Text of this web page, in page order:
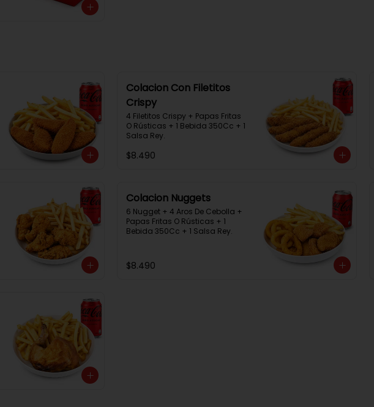
Colacion Con Filetitos
Crispy
4 Filetitos Crispy + Papas Fritas
O Rústicas + 1 Bebida 350Cc + 1
Salsa Rey.
$8.490
Colacion Nuggets
6 Nugget + 4 Aros De Cebolla +
Papas Fritas O Rústicas + 1
Bebida 350Cc + 1 Salsa Rey.
$8.490